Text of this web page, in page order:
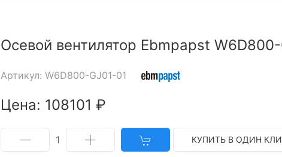
Осевой вентилятор Ebmpapst
Артикул: W6D800-GJ01-01
Цена: 108101 ₽
1 КУПИТЬ В ОДИН